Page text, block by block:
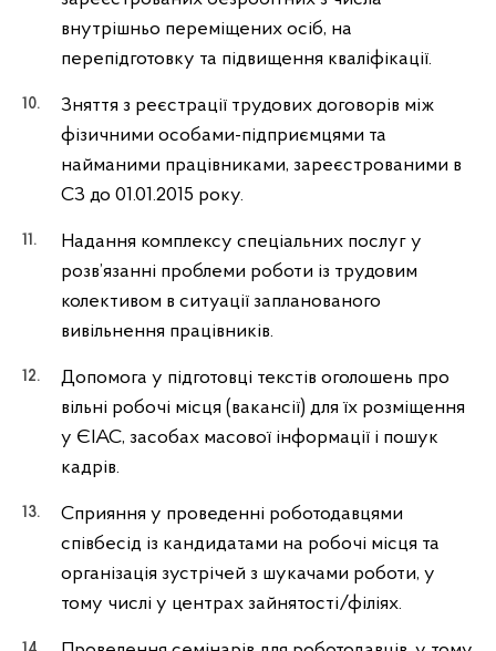
внутрішньо переміщених осіб, на
перепідготовку та підвищення кваліфікації.
Зняття з реєстрації трудових договорів між
фізичними особами-підприємцями та
найманими працівниками, зареєстрованими в
СЗ до 01.01.2015 року.
Надання комплексу спеціальних послуг у
розв’язанні проблеми роботи із трудовим
колективом в ситуації запланованого
вивільнення працівників.
Допомога у підготовці текстів оголошень про
вільні робочі місця (вакансії) для їх розміщення
у ЄІАС, засобах масової інформації і пошук
кадрів.
Сприяння у проведенні роботодавцями
співбесід із кандидатами на робочі місця та
організація зустрічей з шукачами роботи, у
тому числі у центрах зайнятості/філіях.